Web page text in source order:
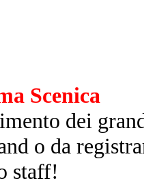
Scenica
dei
o da
staff!